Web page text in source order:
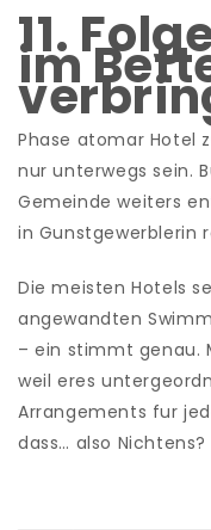
11.
im
Phase atomar Hotel
nur unterwegs sein.
Gemeinde weiters
in Gunstgewerblerin
Die meisten Hotels
angewandten
– ein stimmt genau.
weil eres
Arrangements fur
dass… also Nichtens?